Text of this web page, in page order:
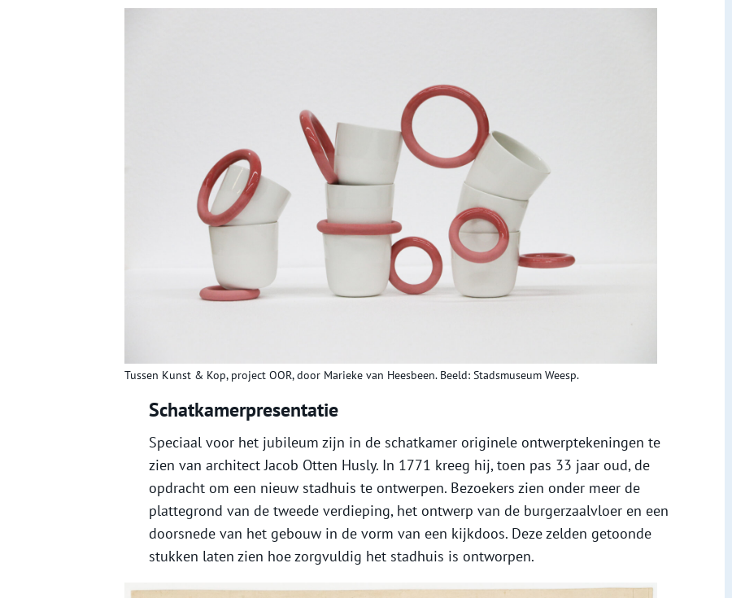
Tussen Kunst & Kop, project OOR, door Marieke van Heesbeen. Beeld: Stadsmuseum Weesp.
Schatkamerpresentatie
Speciaal voor het jubileum zijn in de schatkamer originele ontwerptekeningen te
zien van architect Jacob Otten Husly. In 1771 kreeg hij, toen pas 33 jaar oud, de
opdracht om een nieuw stadhuis te ontwerpen. Bezoekers zien onder meer de
plattegrond van de tweede verdieping, het ontwerp van de burgerzaalvloer en een
doorsnede van het gebouw in de vorm van een kijkdoos. Deze zelden getoonde
stukken laten zien hoe zorgvuldig het stadhuis is ontworpen.